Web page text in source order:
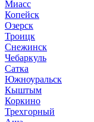
Миасс
Копейск
Озерск
Троицк
Снежинск
Чебаркуль
Сатка
Южноуральск
Кыштым
Коркино
Трехгорный